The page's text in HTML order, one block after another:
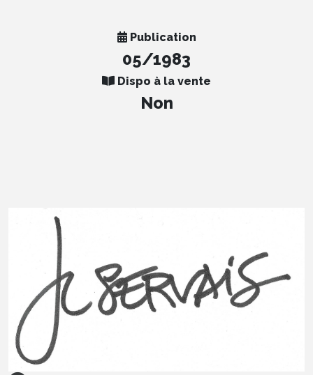
Publication
05/1983
Dispo à la vente
Non